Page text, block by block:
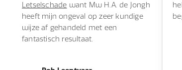
Letselschade want Mw H.A. de Jongh
heeft mijn ongeval op zeer kundige
wijze af gehandeld met een
fantastisch resultaat.